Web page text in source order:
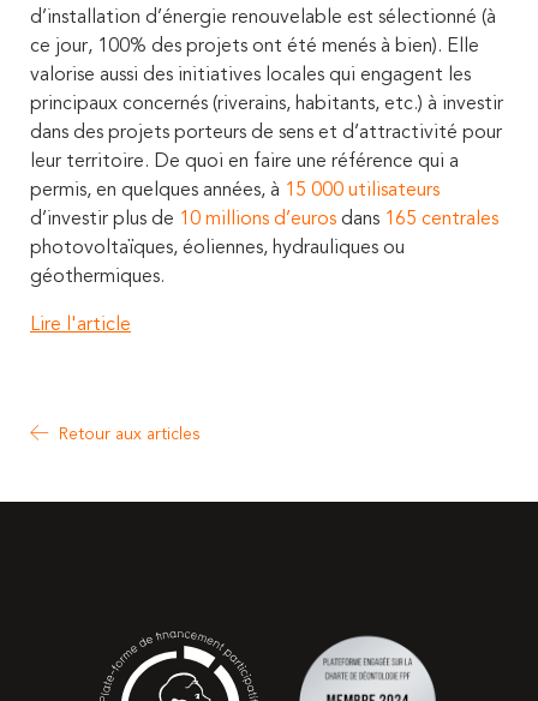
d’installation d’énergie renouvelable est sélectionné (à
ce jour, 100% des projets ont été menés à bien). Elle
valorise aussi des initiatives locales qui engagent les
principaux concernés (riverains, habitants, etc.) à investir
dans des projets porteurs de sens et d’attractivité pour
leur territoire. De quoi en faire une référence qui a
permis, en quelques années, à 15 000 utilisateurs
d’investir plus de 10 millions d’euros dans 165 centrales
photovoltaïques, éoliennes, hydrauliques ou
géothermiques.
Lire l'article
Retour aux articles